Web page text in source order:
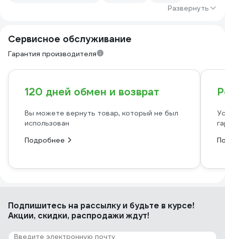
Развернуть
Сервисное обслуживание
Гарантия производителя
120 дней обмен и возврат
Вы можете вернуть товар, который не был
использован
Подробнее
Подпишитесь на рассылкуи будьте в курсе!
Акции, скидки, распродажи ждут!